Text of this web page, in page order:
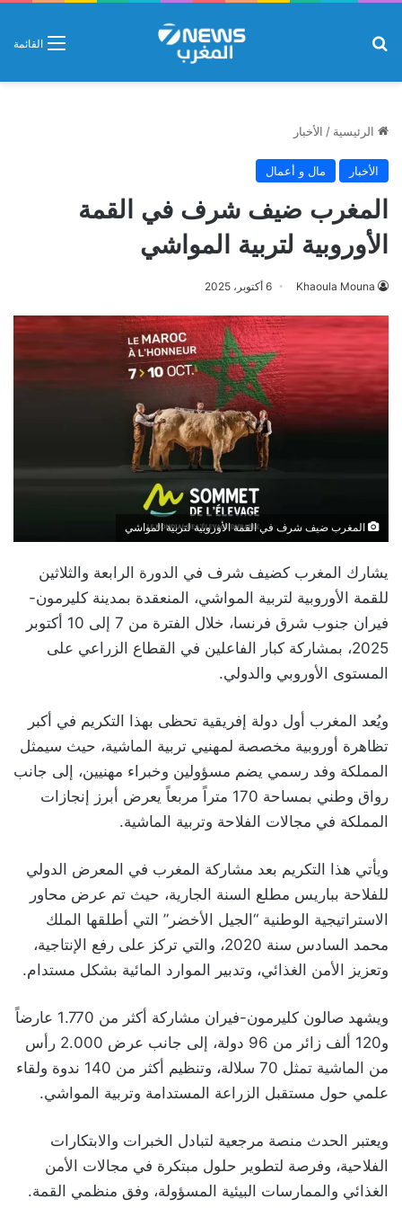
القائمة
الرئيسية / الأخبار
الأخبار مال و أعمال
المغرب ضيف شرف في القمة
الأوروبية لتربية المواشي
Khaoula Mouna 6 أكتوبر، 2025
المغرب ضيف شرف في القمة الأوروبية لتربية المواشي
يشارك المغرب كضيف شرف في الدورة الرابعة والثلاثين
للقمة الأوروبية لتربية المواشي، المنعقدة بمدينة كليرمون-
فيران جنوب شرق فرنسا، خلال الفترة من 7 إلى 10 أكتوبر
2025، بمشاركة كبار الفاعلين في القطاع الزراعي على
المستوى الأوروبي والدولي.
ويُعد المغرب أول دولة إفريقية تحظى بهذا التكريم في أكبر
تظاهرة أوروبية مخصصة لمهنيي تربية الماشية، حيث سيمثل
المملكة وفد رسمي يضم مسؤولين وخبراء مهنيين، إلى جانب
رواق وطني بمساحة 170 متراً مربعاً يعرض أبرز إنجازات
المملكة في مجالات الفلاحة وتربية الماشية.
ويأتي هذا التكريم بعد مشاركة المغرب في المعرض الدولي
للفلاحة بباريس مطلع السنة الجارية، حيث تم عرض محاور
الاستراتيجية الوطنية “الجيل الأخضر” التي أطلقها الملك
محمد السادس سنة 2020، والتي تركز على رفع الإنتاجية،
وتعزيز الأمن الغذائي، وتدبير الموارد المائية بشكل مستدام.
ويشهد صالون كليرمون-فيران مشاركة أكثر من 1.770 عارضاً
و120 ألف زائر من 96 دولة، إلى جانب عرض 2.000 رأس
من الماشية تمثل 70 سلالة، وتنظيم أكثر من 140 ندوة ولقاء
علمي حول مستقبل الزراعة المستدامة وتربية المواشي.
ويعتبر الحدث منصة مرجعية لتبادل الخبرات والابتكارات
الفلاحية، وفرصة لتطوير حلول مبتكرة في مجالات الأمن
الغذائي والممارسات البيئية المسؤولة، وفق منظمي القمة.